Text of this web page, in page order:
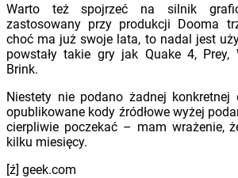
Warto też spojrzeć na silnik
zastosowany przy produkcji Dooma
choć ma już swoje lata, to nadal jest
powstały takie gry jak Quake 4, Prey,
Brink.
Niestety nie podano żadnej konkretnej
opublikowane kody źródłowe wyżej
cierpliwie poczekać – mam wrażenie,
kilku miesięcy.
[ź] geek.com